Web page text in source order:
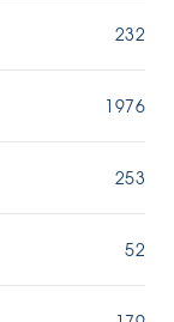
232
1976
253
52